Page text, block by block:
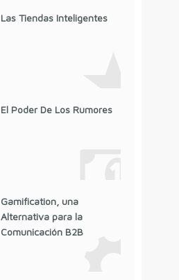
Las Tiendas Inteligentes
El Poder De Los Rumores
Gamification, una
Alternativa para la
Comunicación B2B